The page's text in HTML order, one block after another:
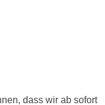
dass wir ab sofort